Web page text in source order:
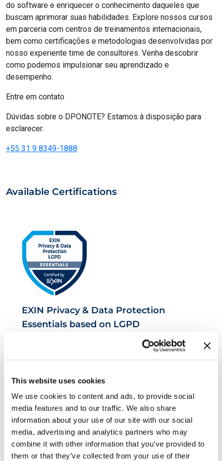
This website uses cookies
We use cookies to content and ads, to provide social
media features and to our traffic. We also share
information about your use of our site with our social
media, advertising and analytics partners who may
combine it with other information that you’ve provided to
them or that they’ve collected from your use of their
do software e enriquecer o conhecimento daqueles que
buscam aprimorar suas habilidades. Explore nossos cursos
em parceria com centros de treinamentos internacionais,
bem como certificações e metodologias desenvolvidas por
nosso experiente time de consultores. Venha descobrir
como podemos impulsionar seu aprendizado e
desempenho.
Entre em contato
Dúvidas sobre o DPONOTE? Estamos à disposição para
esclarecer.
+55 31 9 8349-1888
Available Certifications
EXIN Privacy & Data Protection
Essentials based on LGPD
EXIN Information Security Foundation
based on ISO/IEC 27001